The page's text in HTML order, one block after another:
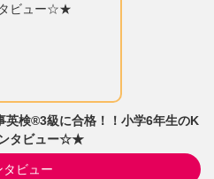
英検®3級に合格！！小学6年生のK
ンタビュー☆★
タビュー